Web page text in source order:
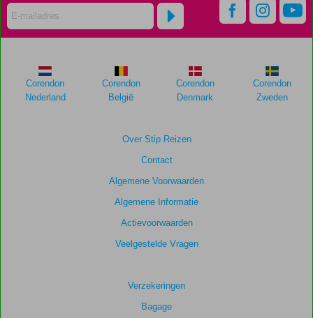
Over Stip Reizen
Contact
Algemene Voorwaarden
Algemene Informatie
Actievoorwaarden
Veelgestelde Vragen
Verzekeringen
Bagage
Corendon
Nederland
Corendon
België
Corendon
Denmark
Corendon
Zweden